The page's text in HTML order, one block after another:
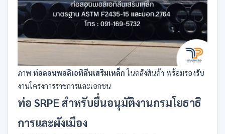
ภาพ ท่อลอนพอลิเอทิลีนเสริมเหล็กในคลังสินค้า พร้อมรองรับ
งานโครงการราชการและเอกชน
ท่อ SRPE สำหรับยื่นอนุมัติงานกรมโยธาธิ
การและผังเมือง